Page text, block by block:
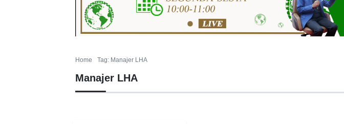
Home Tag: Manajer LHA
Manajer LHA